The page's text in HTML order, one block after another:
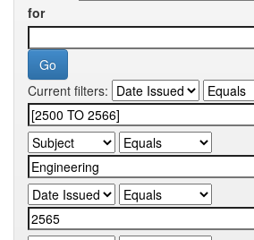
for
Current filters: